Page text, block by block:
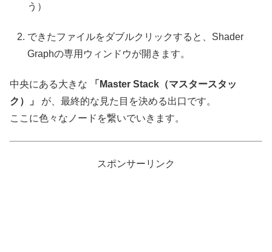
う）
できたファイルをダブルクリックすると、Shader
Graphの専用ウィンドウが開きます。
中央にある大きな
「Master Stack（マスタースタッ
ク）」
が、最終的な見た目を決める出口です。
ここに色々なノードを繋いでいきます。
スポンサーリンク